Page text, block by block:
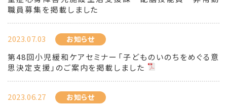
職員募集を掲載しました
2023.07.03 お知らせ
第48回小児緩和ケアセミナー「子どものいのちをめぐる意
思決定支援」のご案内を掲載しました
2023.06.27 お知らせ